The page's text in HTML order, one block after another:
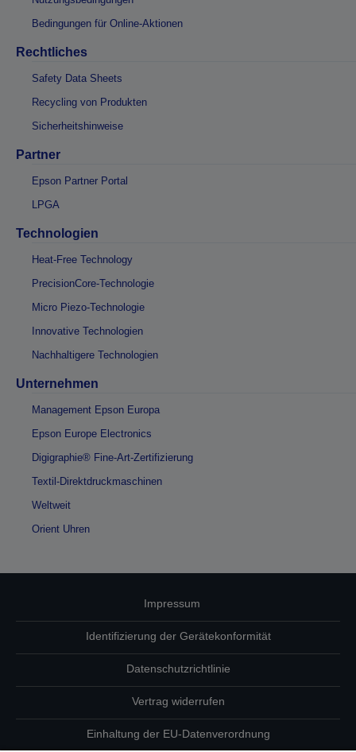
Bedingungen für Online-Aktionen
Rechtliches
Safety Data Sheets
Recycling von Produkten
Sicherheitshinweise
Partner
Epson Partner Portal
LPGA
Technologien
Heat-Free Technology
PrecisionCore-Technologie
Micro Piezo-Technologie
Innovative Technologien
Nachhaltigere Technologien
Unternehmen
Management Epson Europa
Epson Europe Electronics
Digigraphie® Fine-Art-Zertifizierung
Textil-Direktdruckmaschinen
Weltweit
Orient Uhren
Impressum
Identifizierung der Gerätekonformität
Datenschutzrichtlinie
Vertrag widerrufen
Einhaltung der EU-Datenverordnung